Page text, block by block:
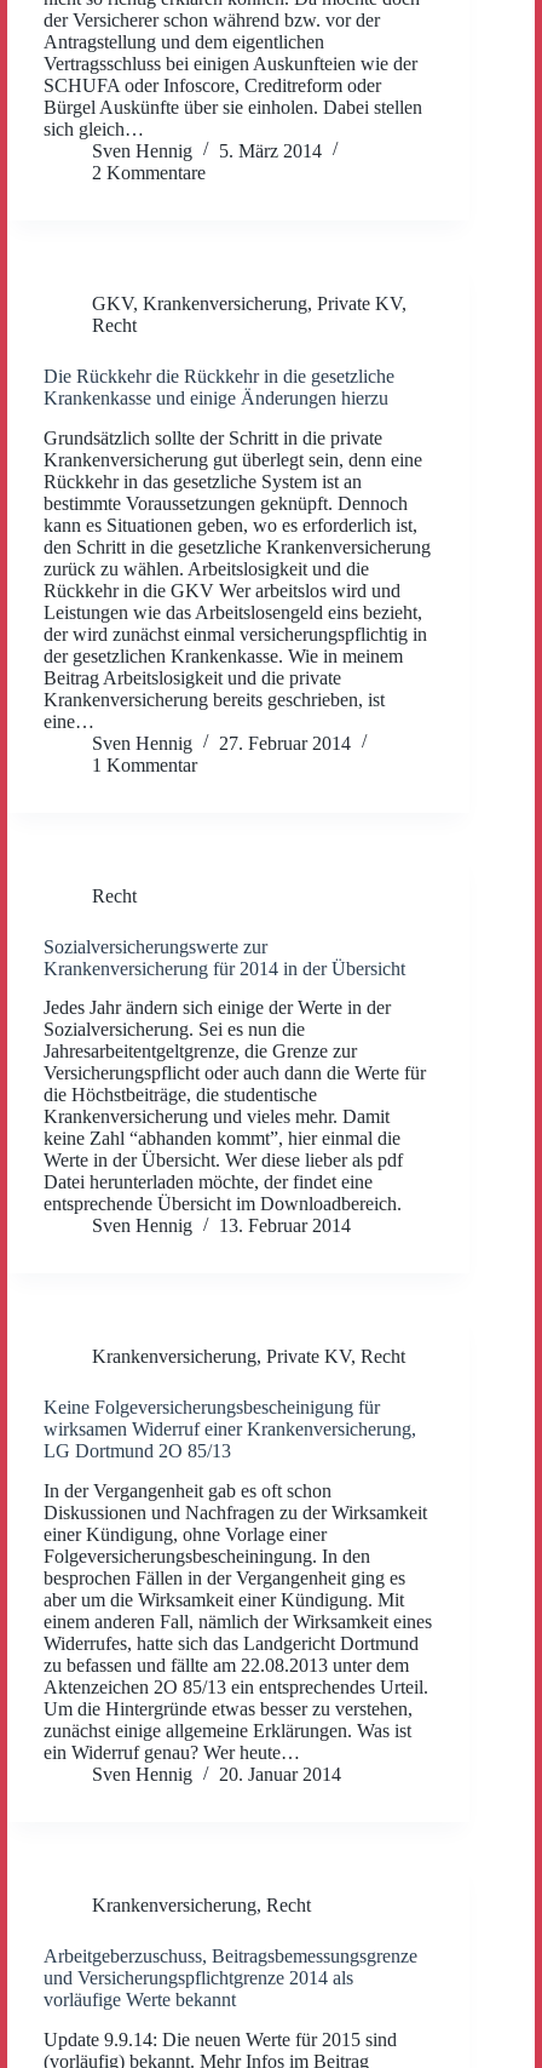
der Versicherer schon während bzw. vor der
Antragstellung und dem eigentlichen
Vertragsschluss bei einigen Auskunfteien wie der
SCHUFA oder Infoscore, Creditreform oder
Bürgel Auskünfte über sie einholen. Dabei stellen
sich gleich…
Sven Hennig
5. März 2014
2 Kommentare
GKV, Krankenversicherung, Private KV,
Recht
Die Rückkehr die Rückkehr in die gesetzliche
Krankenkasse und einige Änderungen hierzu
Grundsätzlich sollte der Schritt in die private
Krankenversicherung gut überlegt sein, denn eine
Rückkehr in das gesetzliche System ist an
bestimmte Voraussetzungen geknüpft. Dennoch
kann es Situationen geben, wo es erforderlich ist,
den Schritt in die gesetzliche Krankenversicherung
zurück zu wählen. Arbeitslosigkeit und die
Rückkehr in die GKV Wer arbeitslos wird und
Leistungen wie das Arbeitslosengeld eins bezieht,
der wird zunächst einmal versicherungspflichtig in
der gesetzlichen Krankenkasse. Wie in meinem
Beitrag Arbeitslosigkeit und die private
Krankenversicherung bereits geschrieben, ist
eine…
Sven Hennig
27. Februar 2014
1 Kommentar
Recht
Sozialversicherungswerte zur
Krankenversicherung für 2014 in der Übersicht
Jedes Jahr ändern sich einige der Werte in der
Sozialversicherung. Sei es nun die
Jahresarbeitentgeltgrenze, die Grenze zur
Versicherungspflicht oder auch dann die Werte für
die Höchstbeiträge, die studentische
Krankenversicherung und vieles mehr. Damit
keine Zahl “abhanden kommt”, hier einmal die
Werte in der Übersicht. Wer diese lieber als pdf
Datei herunterladen möchte, der findet eine
entsprechende Übersicht im Downloadbereich.
Sven Hennig
13. Februar 2014
Krankenversicherung, Private KV, Recht
Keine Folgeversicherungsbescheinigung für
wirksamen Widerruf einer Krankenversicherung,
LG Dortmund 2O 85/13
In der Vergangenheit gab es oft schon
Diskussionen und Nachfragen zu der Wirksamkeit
einer Kündigung, ohne Vorlage einer
Folgeversicherungsbescheiningung. In den
besprochen Fällen in der Vergangenheit ging es
aber um die Wirksamkeit einer Kündigung. Mit
einem anderen Fall, nämlich der Wirksamkeit eines
Widerrufes, hatte sich das Landgericht Dortmund
zu befassen und fällte am 22.08.2013 unter dem
Aktenzeichen 2O 85/13 ein entsprechendes Urteil.
Um die Hintergründe etwas besser zu verstehen,
zunächst einige allgemeine Erklärungen. Was ist
ein Widerruf genau? Wer heute…
Sven Hennig
20. Januar 2014
Krankenversicherung, Recht
Arbeitgeberzuschuss, Beitragsbemessungsgrenze
und Versicherungspflichtgrenze 2014 als
vorläufige Werte bekannt
Update 9.9.14: Die neuen Werte für 2015 sind
(vorläufig) bekannt. Mehr Infos im Beitrag